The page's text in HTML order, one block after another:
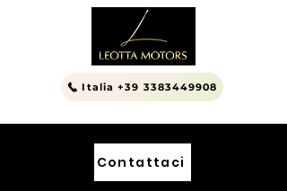
Italia +39 3383449908
Contattaci